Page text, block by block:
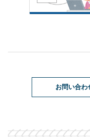
お問い合わ